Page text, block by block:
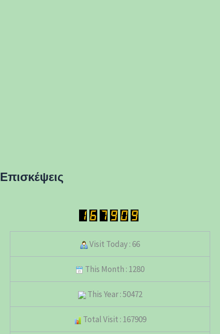
Επισκέψεις
Visit Today : 66
This Month : 1280
This Year : 50472
Total Visit : 167909